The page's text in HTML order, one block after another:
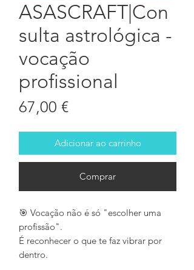
ASASCRAFT|Con
sulta astrológica -
vocação
profissional
67,00 €Preço
Adicionar ao carrinho
Comprar
🎯 Vocação não é só "escolher uma
profissão".
É reconhecer o que te faz vibrar por
dentro.